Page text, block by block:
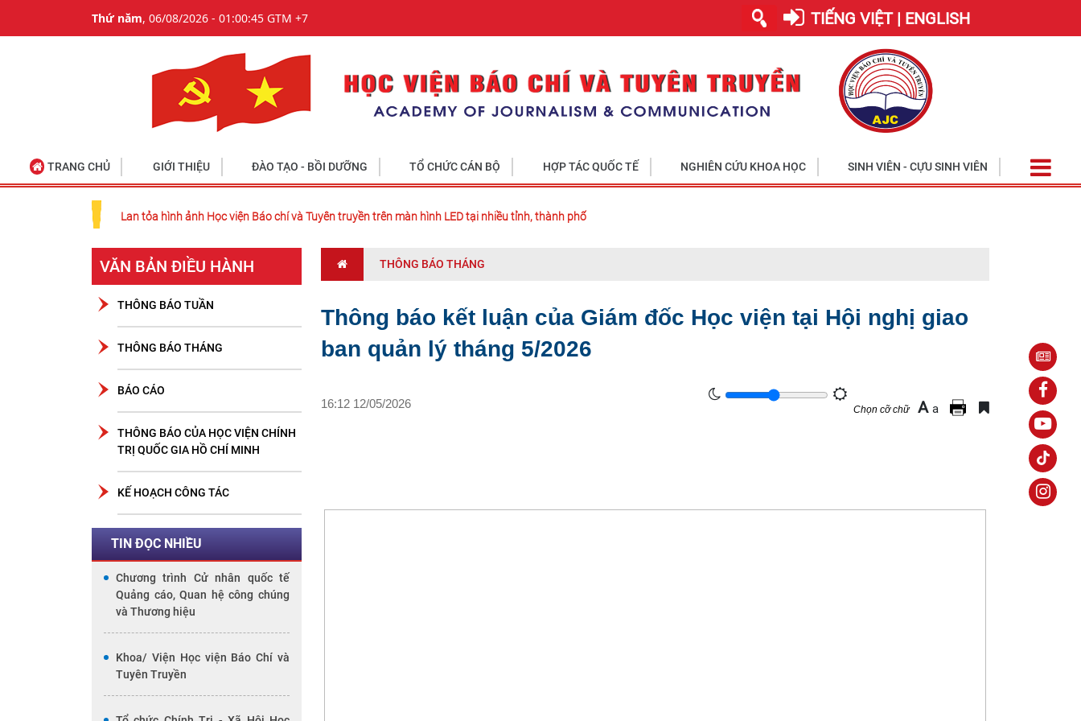
Thứ năm, 06/08/2026 - 01:00:45 GTM +7 TIẾNG VIỆT | ENGLISH
TRANG CHỦ GIỚI THIỆU ĐÀO TẠO - BỒI DƯỠNG TỔ CHỨC CÁN BỘ HỢP TÁC QUỐC TẾ NGHIÊN CỨU KHOA HỌC SINH VIÊN - CỰU SINH VIÊN
Lan tỏa hình ảnh Học viện Báo chí và Tuyên truyền trên màn hình LED tại nhiều tỉnh, thành phố
VĂN BẢN ĐIỀU HÀNH
THÔNG BÁO TUẦN
THÔNG BÁO THÁNG
BÁO CÁO
THÔNG BÁO CỦA HỌC VIỆN CHÍNH
TRỊ QUỐC GIA HỒ CHÍ MINH
KẾ HOẠCH CÔNG TÁC
TIN ĐỌC NHIỀU
Chương trình Cử nhân quốc tế
Quảng cáo, Quan hệ công chúng
và Thương hiệu
Khoa/ Viện Học viện Báo Chí và
Tuyên Truyền
THÔNG BÁO THÁNG
Thông báo kết luận của Giám đốc Học viện tại Hội nghị giao
ban quản lý tháng 5/2026
16:12 12/05/2026 Chọn cỡ chữ A a